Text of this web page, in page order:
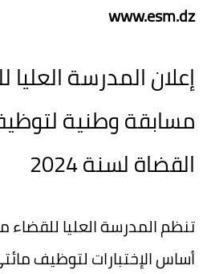
www.esm.dz
إعلان المدرسة
مسابقة وطنية
القضاة لسنة 2024
تنظم المدرسة العليا